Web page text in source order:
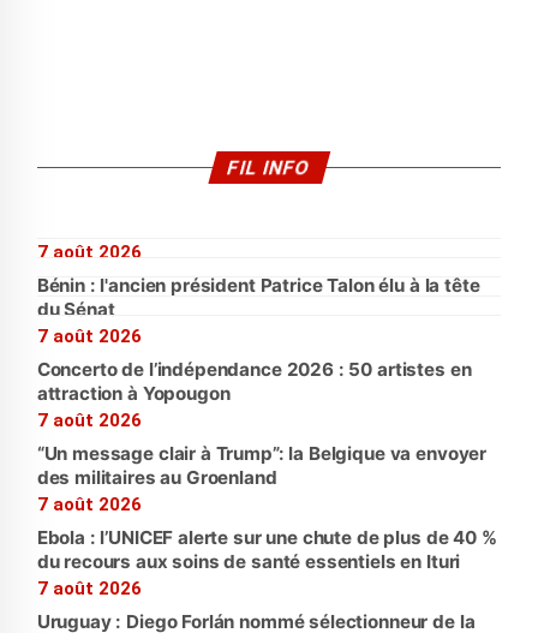
FIL INFO
7 août 2026
Bénin : l'ancien président Patrice Talon élu à la tête
du Sénat
7 août 2026
Concerto de l’indépendance 2026 : 50 artistes en
attraction à Yopougon
7 août 2026
“Un message clair à Trump”: la Belgique va envoyer
des militaires au Groenland
7 août 2026
Ebola : l’UNICEF alerte sur une chute de plus de 40 %
du recours aux soins de santé essentiels en Ituri
7 août 2026
Uruguay : Diego Forlán nommé sélectionneur de la